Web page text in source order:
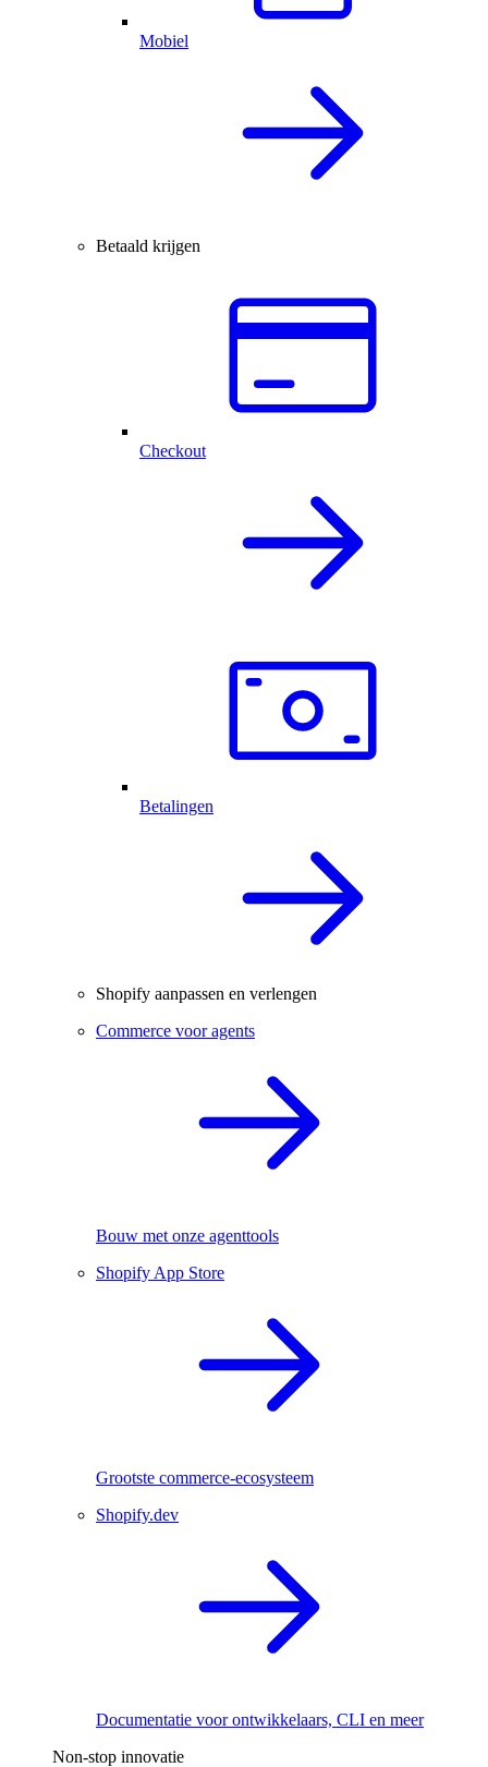
Mobiel
Betaald krijgen
Checkout
Betalingen
Shopify aanpassen en verlengen
Commerce voor agents
Bouw met onze agenttools
Shopify App Store
Grootste commerce-ecosysteem
Shopify.dev
Documentatie voor ontwikkelaars, CLI en meer
Non-stop innovatie